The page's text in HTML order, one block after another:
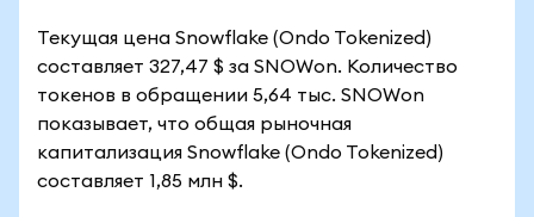
Текущая цена Snowflake (Ondo Tokenized)
составляет 327,47 $ за SNOWon. Количество
токенов в обращении 5,64 тыс. SNOWon
показывает, что общая рыночная
капитализация Snowflake (Ondo Tokenized)
составляет 1,85 млн $.